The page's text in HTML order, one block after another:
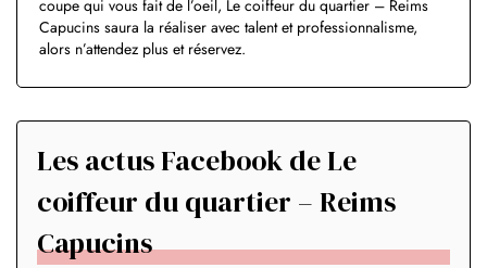
coupe qui vous fait de l’oeil, Le coiffeur du quartier – Reims
Capucins saura la réaliser avec talent et professionnalisme,
alors n’attendez plus et réservez.
Les actus Facebook de Le
coiffeur du quartier – Reims
Capucins